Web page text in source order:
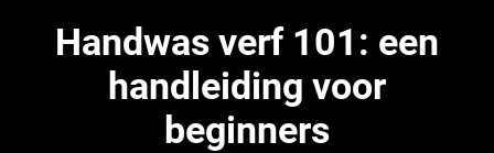
Handwas verf 101: een
handleiding voor
beginners